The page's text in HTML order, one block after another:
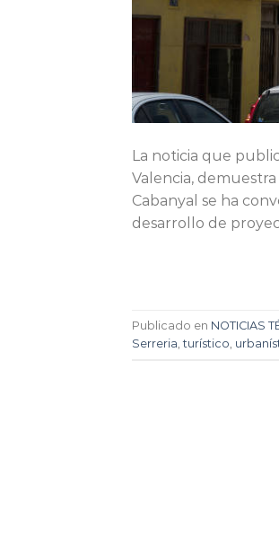
La noticia que
Valencia,
Cabanyal se ha
desarrollo de
Publicado en NOTICIAS
Serreria ,turístico